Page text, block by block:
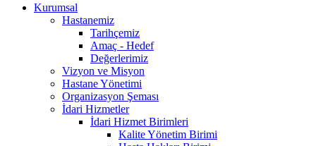
Kurumsal
Hastanemiz
Tarihçemiz
Amaç - Hedef
Değerlerimiz
Vizyon ve Misyon
Hastane Yönetimi
Organizasyon Şeması
İdari Hizmetler
İdari Hizmet Birimleri
Kalite Yönetim Birimi